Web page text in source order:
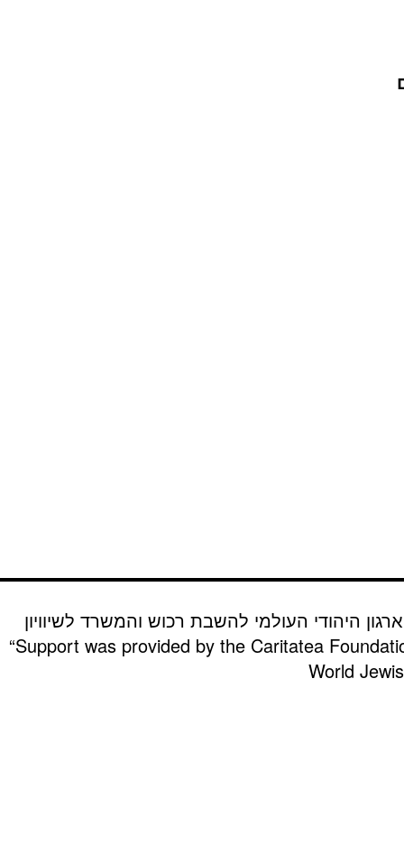
היהודי העולמי להשבת רכוש והמשרד לשיוויון
“Support was provided by the Caritatea
World